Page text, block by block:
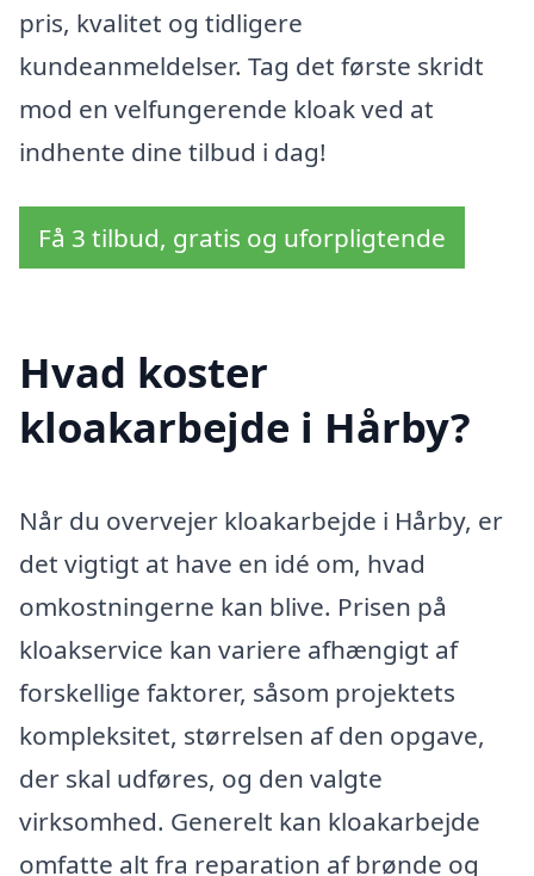
pris, kvalitet og tidligere
kundeanmeldelser. Tag det første skridt
mod en velfungerende kloak ved at
indhente dine tilbud i dag!
Få 3 tilbud, gratis og uforpligtende
Hvad koster
kloakarbejde i Hårby?
Når du overvejer kloakarbejde i Hårby, er
det vigtigt at have en idé om, hvad
omkostningerne kan blive. Prisen på
kloakservice kan variere afhængigt af
forskellige faktorer, såsom projektets
kompleksitet, størrelsen af den opgave,
der skal udføres, og den valgte
virksomhed. Generelt kan kloakarbejde
omfatte alt fra reparation af brønde og